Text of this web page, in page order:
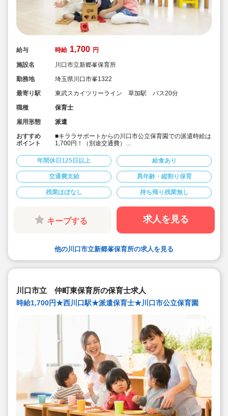
給与 時給 1,700 円
施設名
川口市立新郷峯保育所
勤務地
埼玉県川口市峯1322
最寄り駅
東武スカイツリーライン 草加駅 バス20分
職種
保育士
雇用形態
派遣
おすすめ
ポイント
■キララサポートからの川口市公立保育園での派遣時給は
1,700円！（別途交通費）
■1日あたり6時間以上での勤務時間の相談も可能です！
■土日祝完全休み＆持ち帰りや残業もありません！
■正職員が大変！パートだけど業務負担が大きい！という
方におススメです！
年間休日125日以上 給食あり
交通費支給 異年齢・縦割り保育
残業ほぼなし 持ち帰り残業無し
キープする 求人を見る
他の川口市立新郷峯保育所の求人を見る
川口市立 仲町東保育所の保育士求人
時給1,700円★西川口駅★派遣保育士★川口市公立保育園